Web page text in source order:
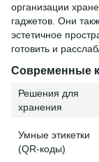
организации
гаджетов. Они
эстетичное
готовить и
Современные
Решения для
хранения
Умные этикетки
(QR-коды)